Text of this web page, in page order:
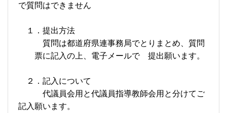
で質問はできません
１．提出方法
質問は都道府県連事務局でとりまとめ、質問
票に記入の上、電子メールで 提出願います。
２．記入について
代議員会用と代議員指導教師会用と分けてご
記入願います。